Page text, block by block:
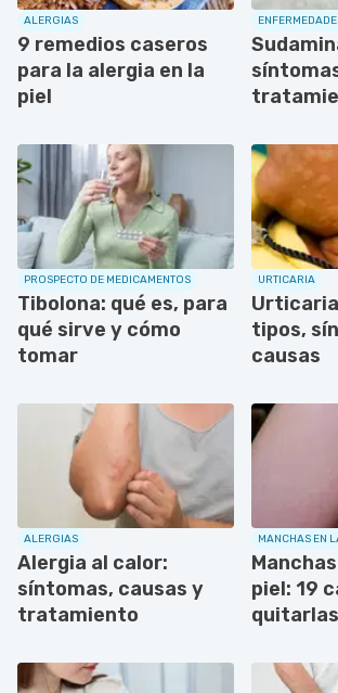
ALERGIAS
9 remedios caseros
para la alergia en la
piel
PROSPECTO DE MEDICAMENTOS
Tibolona: qué es, para
qué sirve y cómo
tomar
URTICARIA
tipos,
causas
ALERGIAS
Alergia al calor:
síntomas, causas y
tratamiento
MANCHAS EN
piel: 19
quitarlas